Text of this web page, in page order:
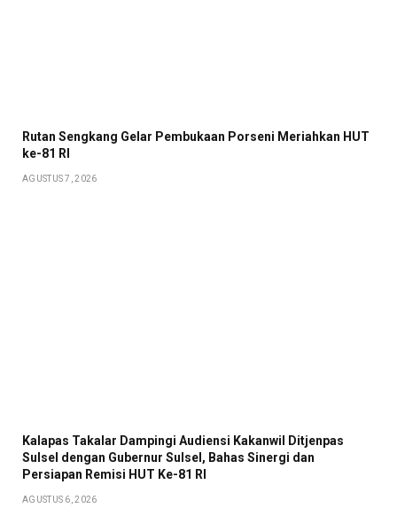
Rutan Sengkang Gelar Pembukaan Porseni Meriahkan HUT
ke-81 RI
AGUSTUS 7, 2026
Kalapas Takalar Dampingi Audiensi Kakanwil Ditjenpas
Sulsel dengan Gubernur Sulsel, Bahas Sinergi dan
Persiapan Remisi HUT Ke-81 RI
AGUSTUS 6, 2026